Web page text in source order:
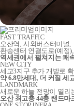
FAST TRAFFIC
오산역, 시외버스터미널,
환승센터 연결도로(예정)
역세권에서 펼쳐지는 쾌
NEW CITY
세교3지구 추가 개발로
약 6.8만세대, 더 커질 세
LANDMARK
새로운 하늘 전망이 열리
오산 최고층 44층 랜드마